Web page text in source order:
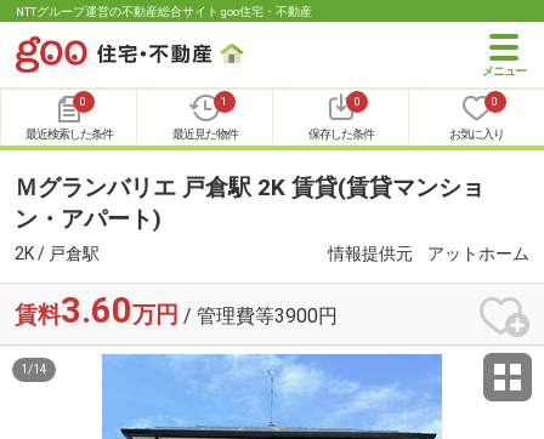
NTTグループ運営の不動産総合サイト goo住宅・不動産
0
最近検索した条件
1
最近見た物件
0
保存した条件
0
お気に入り
Ｍグランバリエ 戸倉駅 2K 賃貸(賃貸マンショ
ン・アパート)
2K / 戸倉駅 情報提供元 アットホーム
賃料3.60万円 / 管理費等3900円
1 /14